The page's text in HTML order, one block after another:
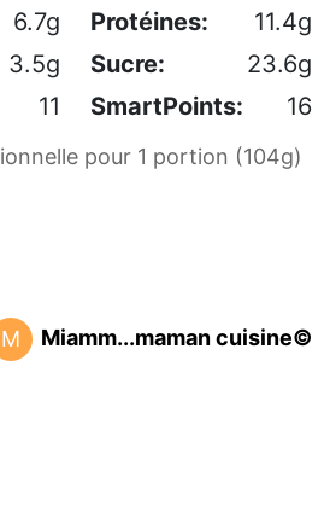
6.7g Protéines:
11.4g
3.5g Sucre:
23.6g
11 SmartPoints: 16
pour 1 portion (104g)
M Miamm...maman cuisine©